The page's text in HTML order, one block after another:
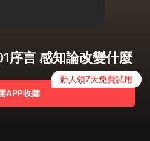
序言 感知論改變什麼
APP收聽
新人領7天免費試用